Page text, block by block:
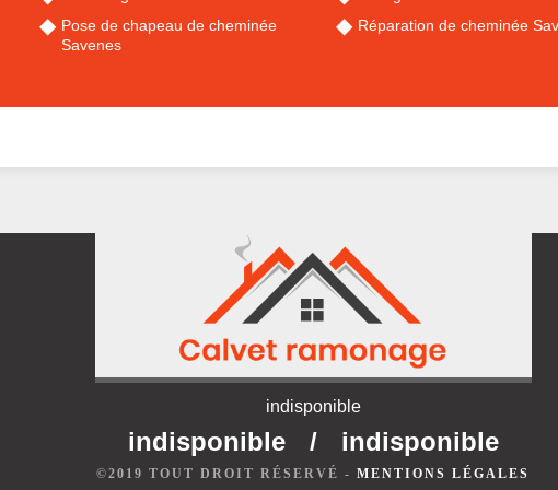
Pose de chapeau de cheminée
Savenes
Réparation de cheminée
indisponible
indisponible / indisponible
©2019 TOUT DROIT RÉSERVÉ - MENTIONS LÉGALES